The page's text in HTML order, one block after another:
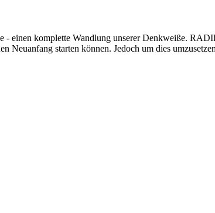
- einen komplette Wandlung unserer Denkweiße.
Neuanfang starten können. Jedoch um dies